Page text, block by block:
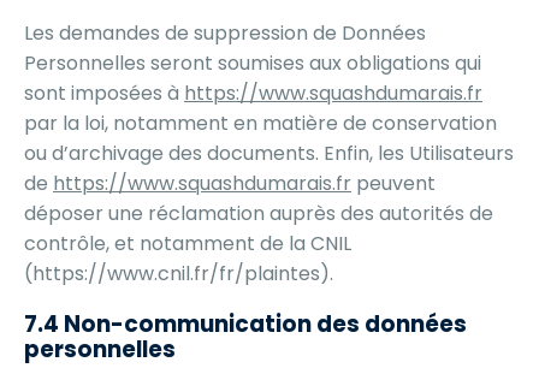
Les demandes de suppression de Données
Personnelles seront soumises aux obligations qui
sont imposées à https://www.squashdumarais.fr
par la loi, notamment en matière de conservation
ou d’archivage des documents. Enfin, les Utilisateurs
de https://www.squashdumarais.fr peuvent
déposer une réclamation auprès des autorités de
contrôle, et notamment de la CNIL
(https://www.cnil.fr/fr/plaintes).
7.4 Non-communication des données
personnelles